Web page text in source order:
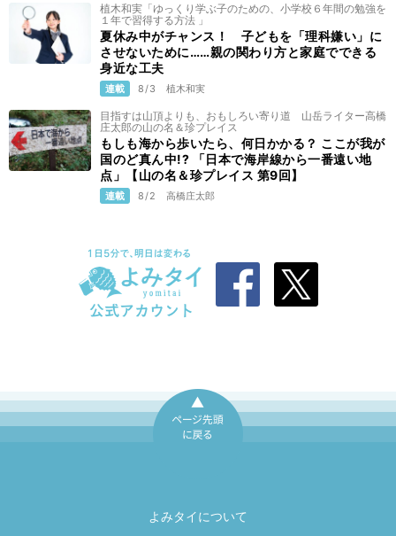
植木和実「ゆっくり学ぶ子のための、小学校６年間の勉強を
１年で習得する方法 」
夏休み中がチャンス！ 子どもを「理科嫌い」に
させないために……親の関わり方と家庭でできる
身近な工夫
連載 8/3 植木和実
目指すは山頂よりも、おもしろい寄り道 山岳ライター高橋
庄太郎の山の名＆珍プレイス
もしも海から歩いたら、何日かかる？ ここが我が
国のど真ん中!? 「日本で海岸線から一番遠い地
点」【山の名＆珍プレイス 第9回】
連載 8/2 高橋庄太郎
よみタイについて